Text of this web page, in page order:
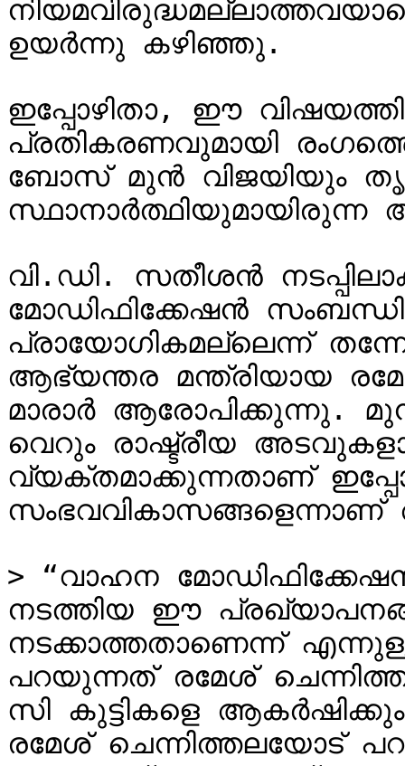
ഉയർന്നു കഴിഞ്ഞു.
ഇപ്പോഴിതാ, ഈ
പ്രതികരണവുമായി
ബോസ് മുൻ വിജയിയും
സ്ഥാനാർത്ഥിയുമായിരുന്ന
വി.ഡി. സതീശൻ
മോഡിഫിക്കേഷൻ
പ്രായോഗികമല്ലെന്ന്
ആഭ്യന്തര മന്ത്രിയായ
മാരാർ ആരോപിക്കുന്നു.
വെറും രാഷ്ട്രീയ
വ്യക്തമാക്കുന്നതാണ്
> “വാഹന
നടത്തിയ ഈ
നടക്കാത്തതാണെന്ന്
പറയുന്നത് രമേശ്
സി കുട്ടികളെ
രമേശ് ചെന്നിത്തലയോട്